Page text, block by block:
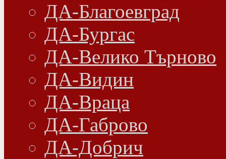
ДА-Благоевград
ДА-Бургас
ДА-Велико Търново
ДА-Видин
ДА-Враца
ДА-Габрово
ДА-Добрич